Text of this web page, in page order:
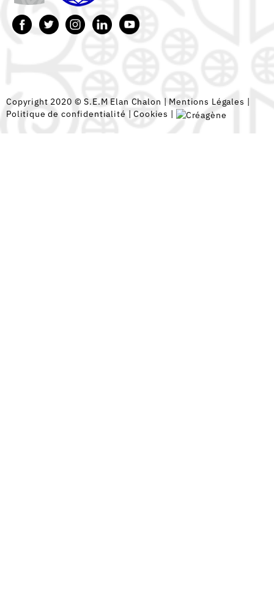
Copyright 2020 © S.E.M Elan Chalon | Mentions Légales |
Politique de confidentialité |Cookies |